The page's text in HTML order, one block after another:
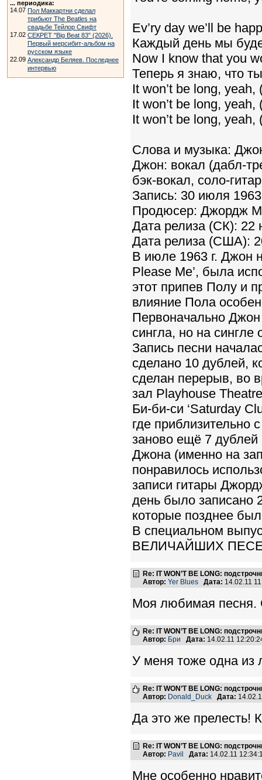
... периодика:
14.07 Пол Маккартни сделал
трибьют The Beatles на
свадьбе Тейлор Свифт
17.02 СЕКРЕТ "Big Beat 83" (2026).
Первый мерсибит-альбом на
русском языке
22.09 Александр Беляев. Последнее
интервью
Ev’ry day we’ll be
Каждый день мы
Now I know that you
Теперь я знаю, что
It won’t be long,
It won’t be long,
It won’t be long,
Слова и музыка:
Джон: вокал (дабл-
бэк-вокал, соло-
Запись: 30 июля
Продюсер: Джордж
Дата релиза (СК): 22
Дата релиза (США):
В июле 1963 г. Джон
Please Me’, была
этот припев Полу и
влияние Пола
Первоначально Джон
сингла, но на сингле
Запись песни
сделано 10 дублей,
сделан перерыв, во
зал Playhouse
Би-би-си ‘Saturday
где приблизительно
заново ещё 7 дублей
Джона (именно на
понравилось
записи гитары
день было записано
которые позднее
В специальном
ВЕЛИЧАЙШИХ ПЕСЕН»
Re: IT WON’T BE LONG:
Автор: Yer Blues Дата: 14.02.11
Моя любимая песня.
Re: IT WON’T BE LONG:
Автор: Бри Дата: 14.02.11
У меня тоже одна из
Re: IT WON’T BE LONG:
Автор: Donald_Duck Дата:
Да это же прелесть!
Re: IT WON’T BE LONG:
Автор: Pavil Дата: 14.02.11
Мне особенно